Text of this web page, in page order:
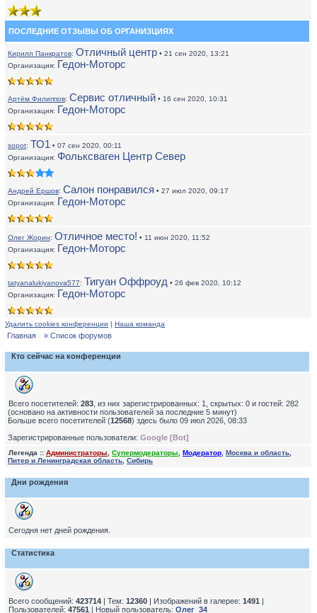
ПОСЛЕДНИЕ ОТЗЫВЫ ОБ ОРГАНИЗЦИЯХ
Кирилл Панкратов: Отличный центр • 21 сен 2020, 13:21
Организация: Гедон-Моторс
Артём Филиппов: Сервис отличный • 16 сен 2020, 10:31
Организация: Гедон-Моторс
sopot: ТО1 • 07 сен 2020, 00:11
Организация: Фольксваген Центр Север
Андрей Ершов: Салон понравился • 27 июл 2020, 09:17
Организация: Гедон-Моторс
Олег Жорин: Отличное место! • 11 июн 2020, 11:52
Организация: Гедон-Моторс
tatyanalukiyanova577: Тигуан Оффроуд • 26 фев 2020, 10:12
Организация: Гедон-Моторс
Удалить cookies конференции | Наша команда
Главная » Список форумов
Кто сейчас на конференции
Всего посетителей: 283 , из них зарегистрированных: 1, скрытых: 0 и гостей: 282
(основано на активности пользователей за последние 5 минут)
Больше всего посетителей (12568) здесь было 09 июл 2026, 08:33
Зарегистрированные пользователи: Google [Bot]
Легенда :: Администраторы Супермодераторы Модератор Москва и область
Питер и Ленинградская область Сибирь
Дни рождения
Сегодня нет дней рождения.
Статистика
Всего сообщений: 423714 | Тем: 12360 | Изображений в галерее: 1491 |
Пользователей: 47561 | Новый пользователь: Олег_34